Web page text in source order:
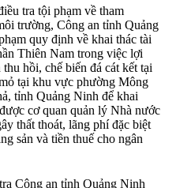
tra tội phạm về tham
trường, Công an tỉnh Quảng
quy định về khai thác tài
Thiên Nam trong việc lợi
hồi, chế biến đá cát kết tại
tại khu vực phường Mông
tỉnh Quảng Ninh để khai
cơ quan quản lý Nhà nước
thất thoát, lãng phí đặc biệt
sản và tiền thuế cho ngân